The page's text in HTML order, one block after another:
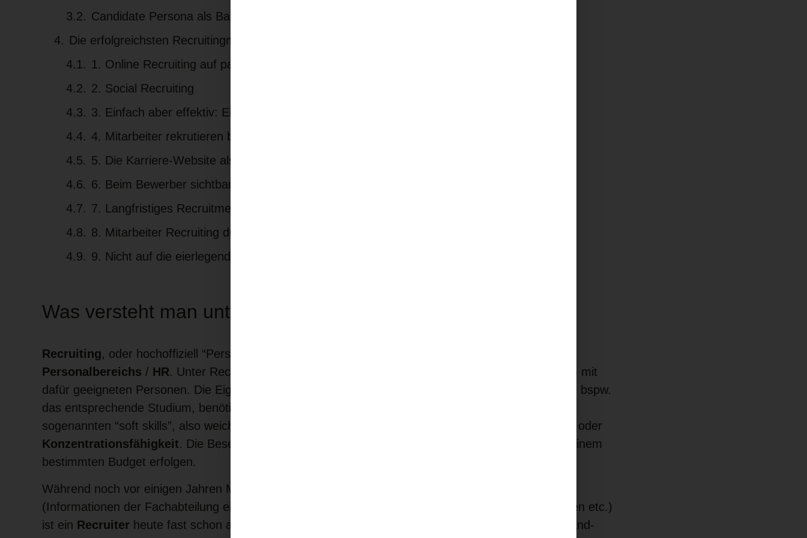
Candidate Persona als Basis für Recruitment
Die erfolgreichsten Recruitingmaßnahmen
1. Online Recruiting auf passenden Jobbörsen
2. Social Recruiting
3. Einfach aber effektiv: Ein Mitarbeiterempfehlungsprogramm
4. Mitarbeiter rekrutieren bei Recruiting Events
5. Die Karriere-Website als Dreh- und Angelpunkt im Mitarbeiter Recruiting
6. Beim Bewerber sichtbar sein mit Recruitingmaßnahmen
7. Langfristiges Recruitment mit gutem Talent Management (Talent Pool)
8. Mitarbeiter Recruiting durch Active Sourcing intern oder über Headhunter
9. Nicht auf die eierlegende Wollmilchsau warten
Was versteht man unter Mitarbeiter Recruiting?
Recruiting, oder hochoffiziell “Personalbeschaffung”, war schon immer ein Bestandteil des
Personalbereichs / HR. Unter Recruiting versteht man, die Besetzung einer offenen Stelle (Vakanz) mit
dafür geeigneten Personen. Die Eignung bezieht sich dabei zum einen auf fachliche Qualifikation wie bspw.
das entsprechende Studium, benötigte Fachkenntnisse, Sprachkenntnisse etc, aber auch auf die
sogenannten “soft skills”, also weiche, persönlichkeitsbezogene Merkmale wie bspw.
oder
Konzentrationsfähigkeit. Die Besetzung der Vakanz sollte dabei in einer bestimmten Zeit und mit einem
bestimmten Budget erfolgen.
Während noch vor einigen Jahren Mitarbeiter
(Informationen der Fachabteilung einholen, AGG-konforme Stelle ausschreiben, Bewerbungen sichten etc.)
ist ein Recruiter heute fast schon als Vertriebsmitarbeiter für
anzusehen. Das klassische “post-and-